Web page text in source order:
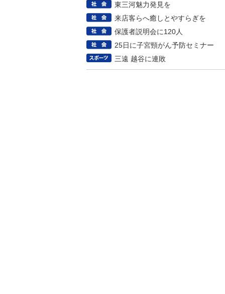
東三河魅力発見を
来店客らへ癒しとやすらぎを
保護者説明会に120人
25日に子宮頸がん予防セミナー
三遠 越谷に連敗